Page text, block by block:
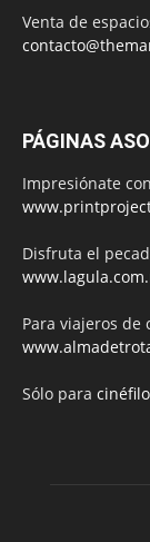
Venta de
PÁGINAS
Impresiónate
Disfruta el
Para viajeros de
Sólo para